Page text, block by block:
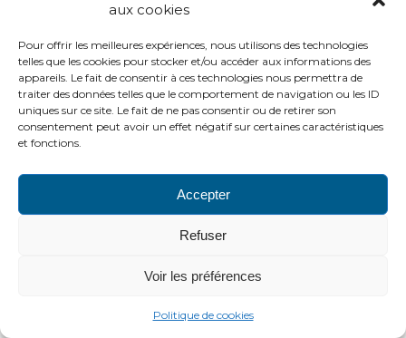
aux cookies
Pour offrir les meilleures expériences, nous utilisons des technologies
telles que les cookies pour stocker et/ou accéder aux informations des
appareils. Le fait de consentir à ces technologies nous permettra de
traiter des données telles que le comportement de navigation ou les ID
uniques sur ce site. Le fait de ne pas consentir ou de retirer son
consentement peut avoir un effet négatif sur certaines caractéristiques
et fonctions.
Accepter
Refuser
Voir les préférences
Politique de cookies
PLAN DU SITE LIENS UTILES
MENTIONS LÉGALES
CONTACTS